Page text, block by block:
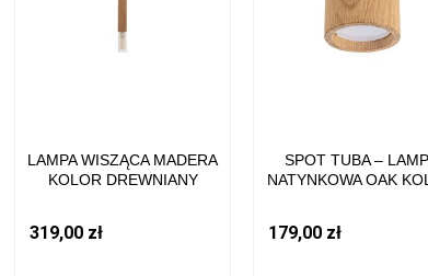
LAMPA WISZĄCA MADERA
KOLOR DREWNIANY
319,00 zł
SPOT TUBA –
NATYNKOWA OAK
179,00 zł